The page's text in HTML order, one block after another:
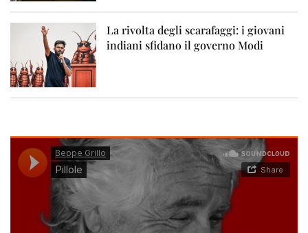
La rivolta degli scarafaggi: i giovani
indiani sfidano il governo Modi